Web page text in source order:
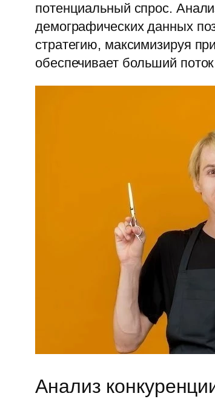
потенциальный спрос.
демографических данных
стратегию, максимизируя
обеспечивает больший
Анализ